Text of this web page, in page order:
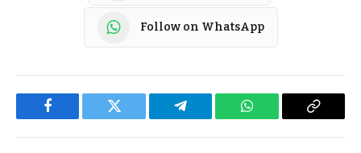
Follow on WhatsApp
Facebook Twitter Telegram WhatsApp Copy